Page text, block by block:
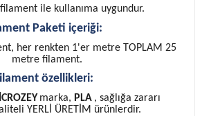
filament ile kullanıma uygundur.
Paketi içeriği:
her renkten 1'er metre TOPLAM 25
metre filament.
özellikleri:
marka, PLA , sağlığa zararı
YERLİ ÜRETİM ürünlerdir.